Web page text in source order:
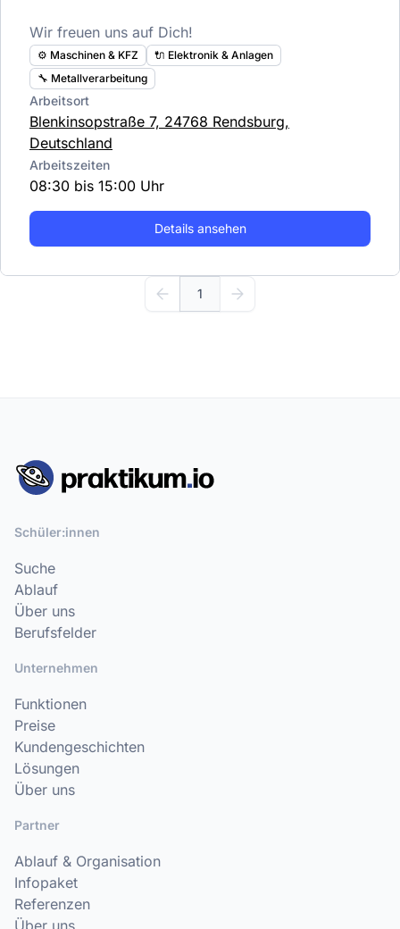
Wir freuen uns auf Dich!
⚙️ Maschinen & KFZ
🔌 Elektronik & Anlagen
🔧 Metallverarbeitung
Arbeitsort
Blenkinsopstraße 7, 24768 Rendsburg,
Deutschland
Arbeitszeiten
08:30 bis 15:00 Uhr
Details ansehen
1
Schüler:innen
Suche
Ablauf
Über uns
Berufsfelder
Unternehmen
Funktionen
Preise
Kundengeschichten
Lösungen
Über uns
Partner
Ablauf & Organisation
Infopaket
Referenzen
Über uns